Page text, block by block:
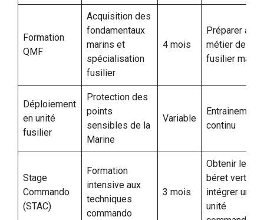
Formation
QMF
Acquisition des
fondamentaux
marins et
spécialisation
fusilier
4 mois
Préparer au
métier de
fusilier marin
Déploiement
en unité
fusilier
Protection des
points
sensibles de la
Marine
Variable
Entrainement
continu
Stage
Commando
(STAC)
Formation
intensive aux
techniques
commando
3 mois
Obtenir le
béret vert et
intégrer une
unité